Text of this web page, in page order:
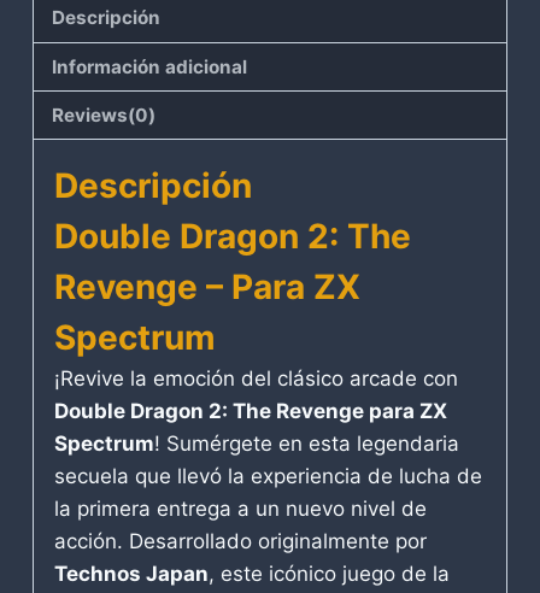
Descripción
Información adicional
Reviews(0)
Descripción
Double Dragon 2: The
Revenge – Para ZX
Spectrum
¡Revive la emoción del clásico arcade con
Double Dragon 2: The Revenge para ZX
Spectrum! Sumérgete en esta legendaria
secuela que llevó la experiencia de lucha de
la primera entrega a un nuevo nivel de
acción. Desarrollado originalmente por
Technos Japan, este icónico juego de la